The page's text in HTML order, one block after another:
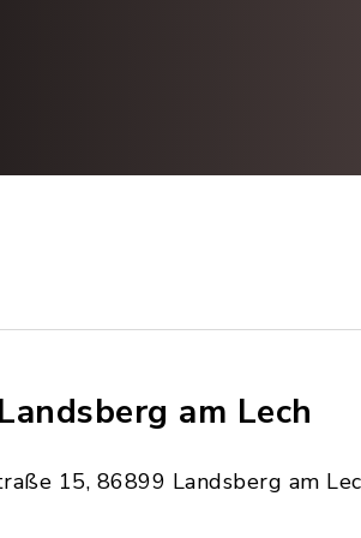
am Lech
15, 86899 Landsberg am